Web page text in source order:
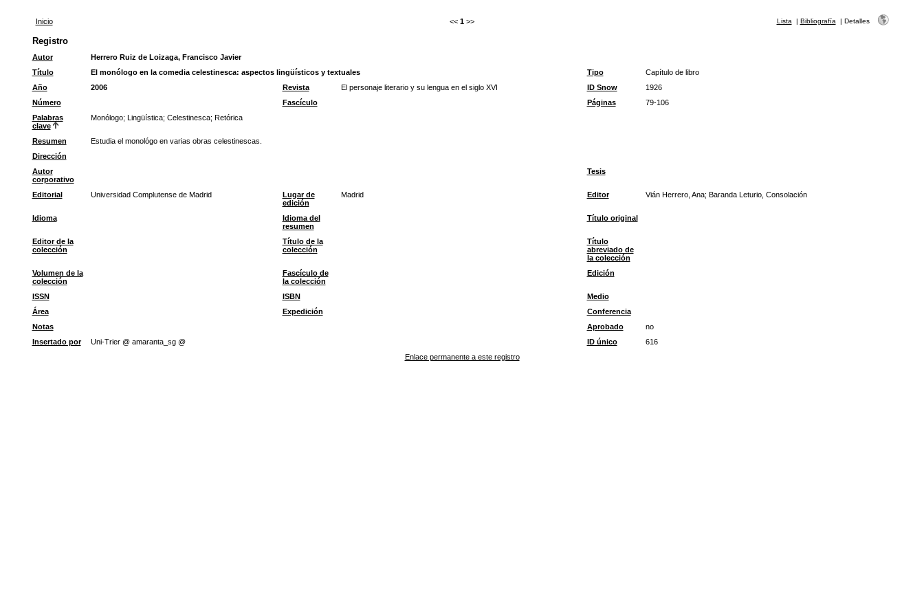
Inicio << 1 >> Lista | Bibliografía | Detalles
Registro
Autor
Herrero Ruiz de Loizaga, Francisco Javier
Título
El monólogo en la comedia celestinesca: aspectos lingüísticos y textuales Tipo
Capítulo de libro
Año
2006 Revista El personaje literario y su lengua en el siglo XVI ID Snow
1926
Número
Fascículo Páginas
79-106
Palabras
clave
Monólogo; Lingüística; Celestinesca; Retórica
Resumen
Estudia el monológo en varias obras celestinescas.
Dirección
Autor
corporativo
Tesis
Editorial Universidad Complutense de Madrid
Lugar de
edición
Madrid Editor Vián Herrero, Ana; Baranda Leturio, Consolación
Idioma
Idioma del
resumen
Título original
Editor de la
colección
Título de la
colección
Título
abreviado de
la colección
Volumen de la
colección
Fascículo de
la colección
Edición
ISSN ISBN
Medio
Área
Expedición
Conferencia
Notas
Aprobado
no
Insertado por
Uni-Trier @ amaranta_sg @ ID único
616
Enlace permanente a este registro